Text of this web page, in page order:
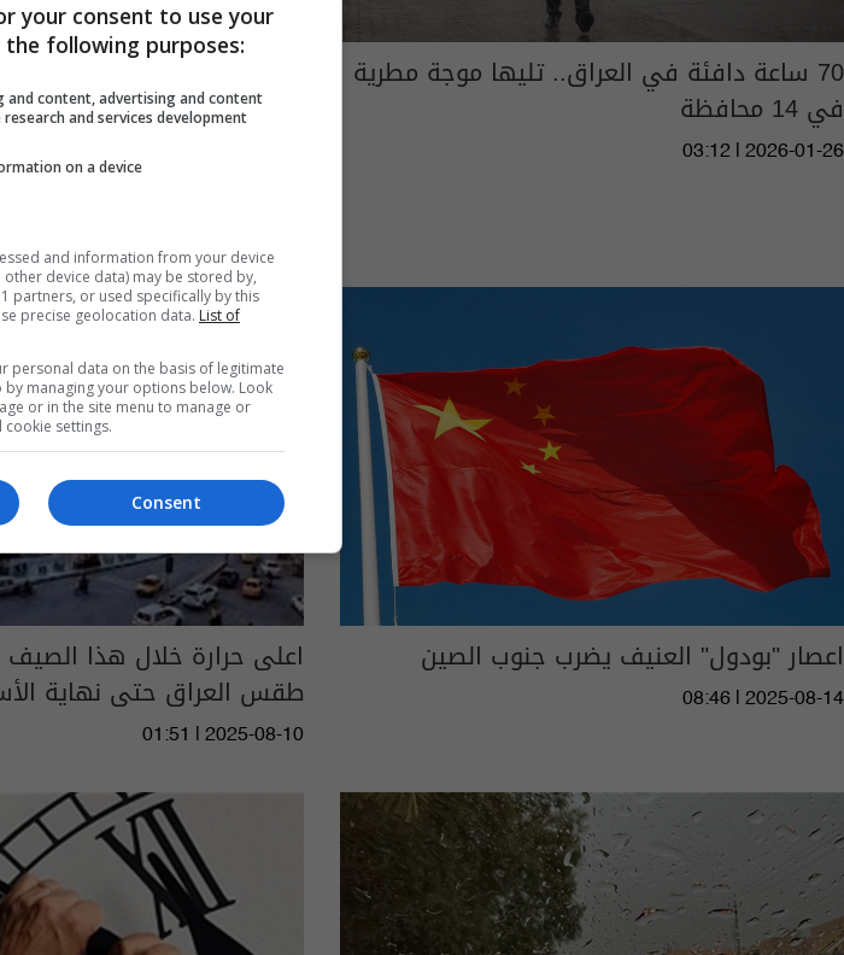
70 ساعة دافئة في العراق.. تليها موجة مطرية
في 14 محافظة
03:12 | 2026-01-26
اعصار "بودول" العنيف يضرب جنوب الصين
08:46 | 2025-08-14
اعلى حرارة خلال هذا
طقس العراق حتى نهاية
01:51 | 2025-08-10
your consent to use your
following purposes:
and content, advertising and content
and services development
on a device
and information from your device
device data) may be stored by,
partners, or used specifically by this
precise geolocation data. List of
personal data on the basis of legitimate
by managing your options below. Look
or in the site menu to manage or
settings.
Consent